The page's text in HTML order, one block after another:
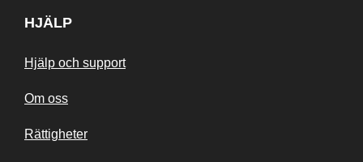
HJÄLP
Hjälp och support
Om oss
Rättigheter